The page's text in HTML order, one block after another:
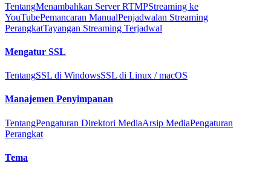
TentangMenambahkan Server RTMPStreaming ke
YouTubePemancaran ManualPenjadwalan Streaming
PerangkatTayangan Streaming Terjadwal
Mengatur SSL
TentangSSL di WindowsSSL di Linux / macOS
Manajemen Penyimpanan
TentangPengaturan Direktori MediaArsip MediaPengaturan
Perangkat
Tema